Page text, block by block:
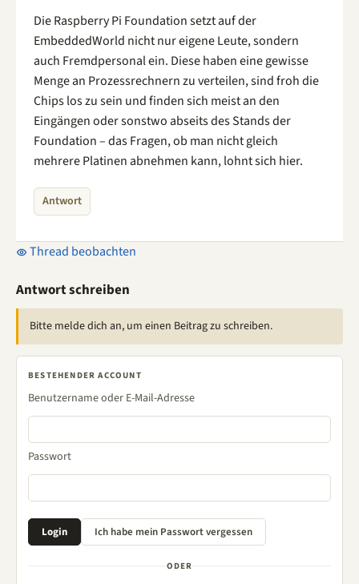
Die Raspberry Pi Foundation setzt auf der
EmbeddedWorld nicht nur eigene Leute, sondern
auch Fremdpersonal ein. Diese haben eine gewisse
Menge an Prozessrechnern zu verteilen, sind froh die
Chips los zu sein und finden sich meist an den
Eingängen oder sonstwo abseits des Stands der
Foundation – das Fragen, ob man nicht gleich
mehrere Platinen abnehmen kann, lohnt sich hier.
Antwort
Thread beobachten
Antwort schreiben
Bitte melde dich an, um einen Beitrag zu schreiben.
BESTEHENDER ACCOUNT
Benutzername oder E-Mail-Adresse
Passwort
ODER